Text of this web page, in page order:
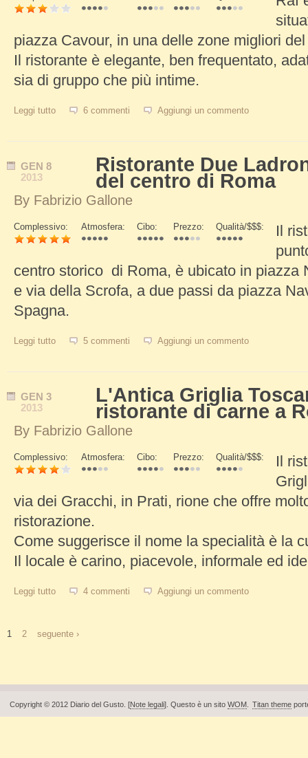
Schede Verticali
piazza Cavour, in una delle zone migliori
Il ristorante è elegante, ben frequentato,
sia di gruppo che più intime.
Leggi tutto su Raf, ristorante jolly nel cuore di Prati
6 commenti Aggiungi un commento
GEN 8
2013
Ristorante Due
del centro di Roma
By Fabrizio Gallone
Schede Verticali
Complessivo: Atmosfera: Cibo: Prezzo: Qualità/$$$:
Il
centro storico di Roma, è ubicato in piazza
e via della Scrofa, a due passi da piazza
Spagna.
Leggi tutto su Ristorante Due Ladroni, un classico del centro di Roma
5 commenti Aggiungi un commento
GEN 3
2013
L'Antica Griglia
ristorante di carne a
By Fabrizio Gallone
Schede Verticali
Complessivo: Atmosfera: Cibo: Prezzo: Qualità/$$$:
Il
via dei Gracchi, in Prati, rione che offre
ristorazione.
Come suggerisce il nome la specialità è la
Il locale è carino, piacevole, informale ed
Leggi tutto su L'Antica Griglia Toscana, ottimo ristorante di carne a Roma
4 commenti Aggiungi un commento
1 2 seguente ›
Copyright © 2012 Diario del Gusto. [Note legali]. Questo è un sito WOM Titan theme